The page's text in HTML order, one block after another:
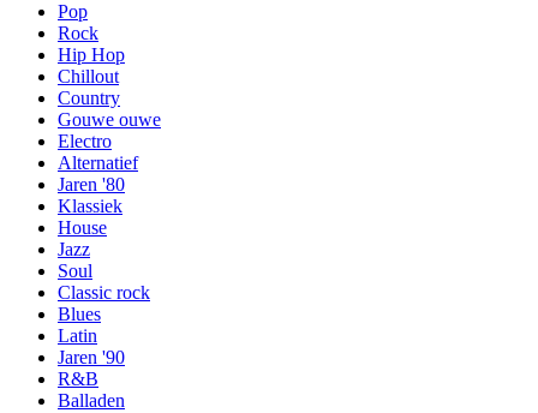
Pop
Rock
Hip Hop
Chillout
Country
Gouwe ouwe
Electro
Alternatief
Jaren '80
Klassiek
House
Jazz
Soul
Classic rock
Blues
Latin
Jaren '90
R&B
Balladen